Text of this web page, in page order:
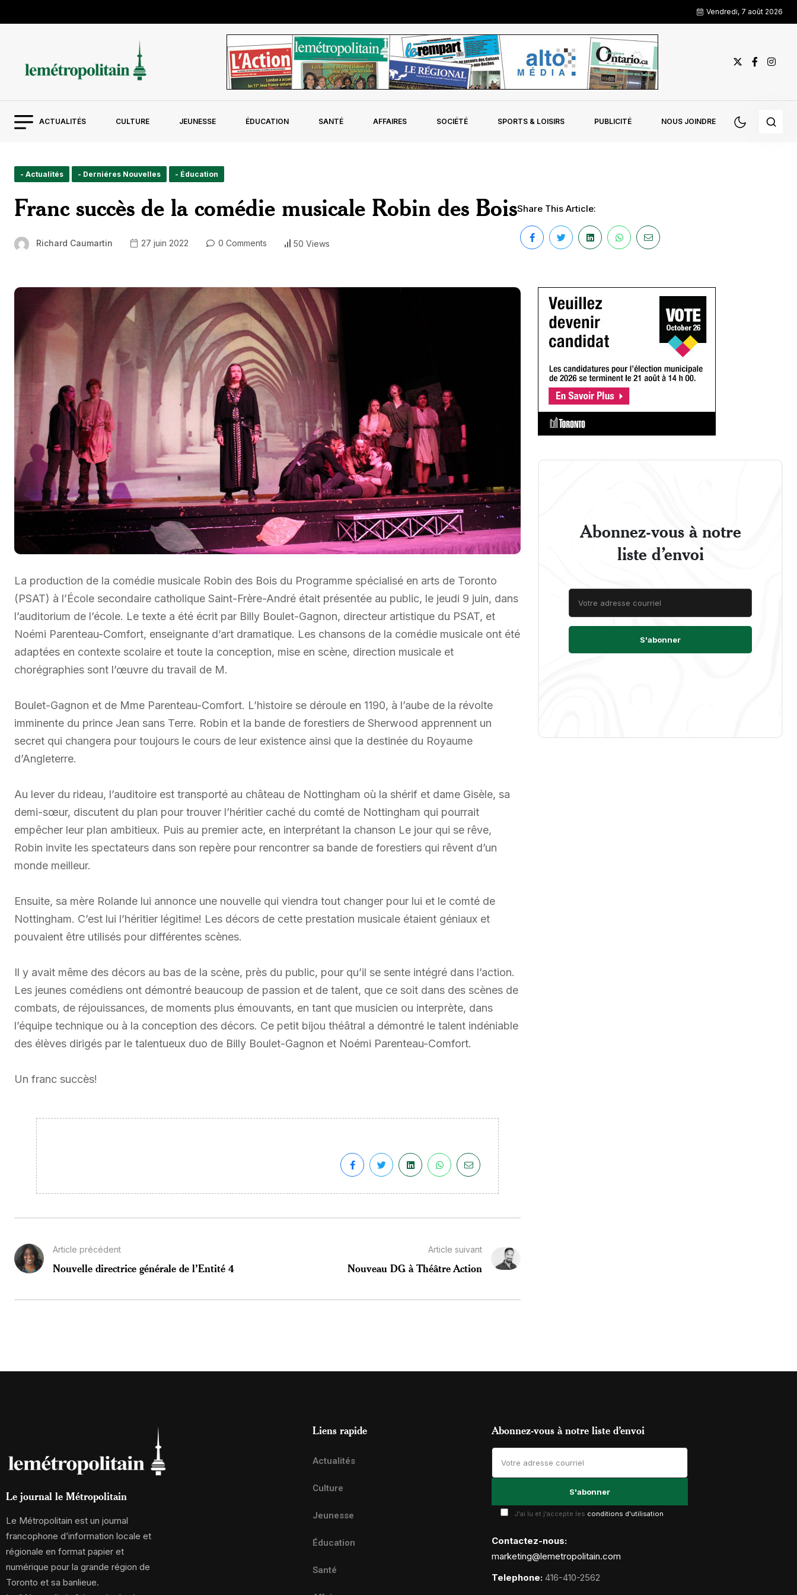
Vendredi, 7 août 2026
ACTUALITÉS CULTURE JEUNESSE ÉDUCATION SANTÉ AFFAIRES SOCIÉTÉ SPORTS & LOISIRS PUBLICITÉ NOUS JOINDRE
- Actualités - Derniéres Nouvelles - Éducation
Franc succès de la comédie musicale Robin des Bois
Richard Caumartin 27 juin 2022 0 Comments 50 Views
Share This Article:
La production de la comédie musicale Robin des Bois du Programme spécialisé en arts de Toronto
(PSAT) à l’École secondaire catholique Saint-Frère-André était présentée au public, le jeudi 9 juin, dans
l’auditorium de l’école. Le texte a été écrit par Billy Boulet-Gagnon, directeur artistique du PSAT, et
Noémi Parenteau-Comfort, enseignante d’art dramatique. Les chansons de la comédie musicale ont été
adaptées en contexte scolaire et toute la conception, mise en scène, direction musicale et
chorégraphies sont l’œuvre du travail de M.
Boulet-Gagnon et de Mme Parenteau-Comfort. L’histoire se déroule en 1190, à l’aube de la révolte
imminente du prince Jean sans Terre. Robin et la bande de forestiers de Sherwood apprennent un
secret qui changera pour toujours le cours de leur existence ainsi que la destinée du Royaume
d’Angleterre.
Au lever du rideau, l’auditoire est transporté au château de Nottingham où la shérif et dame Gisèle, sa
demi-sœur, discutent du plan pour trouver l’héritier caché du comté de Nottingham qui pourrait
empêcher leur plan ambitieux. Puis au premier acte, en interprétant la chanson Le jour qui se rêve,
Robin invite les spectateurs dans son repère pour rencontrer sa bande de forestiers qui rêvent d’un
monde meilleur.
Ensuite, sa mère Rolande lui annonce une nouvelle qui viendra tout changer pour lui et le comté de
Nottingham. C’est lui l’héritier légitime! Les décors de cette prestation musicale étaient géniaux et
pouvaient être utilisés pour différentes scènes.
Il y avait même des décors au bas de la scène, près du public, pour qu’il se sente intégré dans l’action.
Les jeunes comédiens ont démontré beaucoup de passion et de talent, que ce soit dans des scènes de
combats, de réjouissances, de moments plus émouvants, en tant que musicien ou interprète, dans
l’équipe technique ou à la conception des décors. Ce petit bijou théâtral a démontré le talent indéniable
des élèves dirigés par le talentueux duo de Billy Boulet-Gagnon et Noémi Parenteau-Comfort.
Un franc succès!
Article précédent
Nouvelle directrice générale de l’Entité 4
Article suivant
Nouveau DG à Théâtre Action
Abonnez-vous à notre
liste d’envoi
Le journal le Métropolitain
Le Métropolitain est un journal
francophone d’information locale et
régionale en format papier et
numérique pour la grande région de
Toronto et sa banlieue.
Liens rapide
Actualités
Culture
Jeunesse
Éducation
Santé
Abonnez-vous à notre liste d’envoi
J'ai lu et j'accepte les conditions d'utilisation
Contactez-nous:
marketing@lemetropolitain.com
Telephone: 416-410-2562